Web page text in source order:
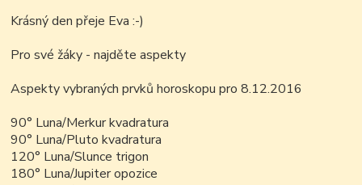
Krásný den přeje Eva :-)
Pro své žáky - najděte aspekty
Aspekty vybraných prvků horoskopu pro 8.12.2016
90° Luna/Merkur kvadratura
90° Luna/Pluto kvadratura
120° Luna/Slunce trigon
180° Luna/Jupiter opozice